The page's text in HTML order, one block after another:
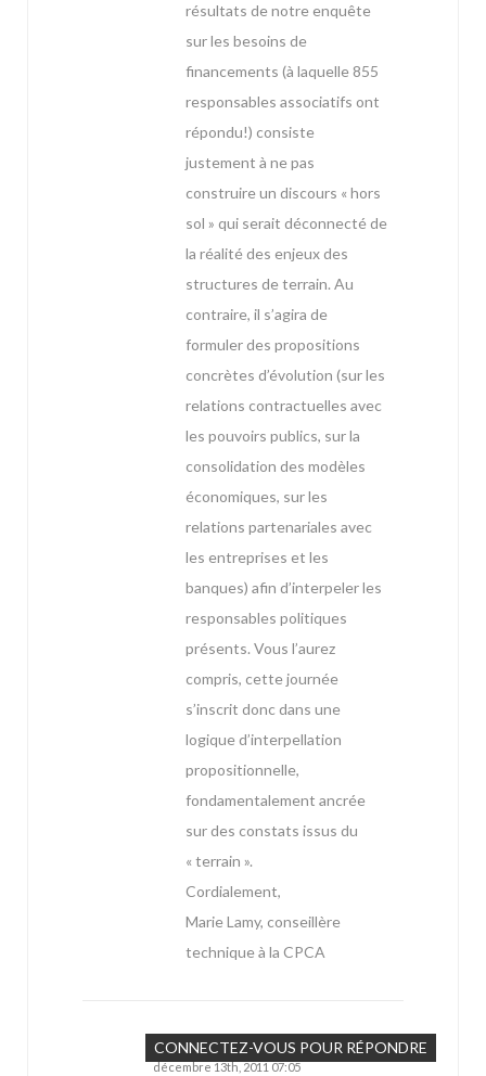
résultats de notre enquête
sur les besoins de
financements (à laquelle 855
responsables associatifs ont
répondu!) consiste
justement à ne pas
construire un discours « hors
sol » qui serait déconnecté de
la réalité des enjeux des
structures de terrain. Au
contraire, il s’agira de
formuler des propositions
concrètes d’évolution (sur les
relations contractuelles avec
les pouvoirs publics, sur la
consolidation des modèles
économiques, sur les
relations partenariales avec
les entreprises et les
banques) afin d’interpeler les
responsables politiques
présents. Vous l’aurez
compris, cette journée
s’inscrit donc dans une
logique d’interpellation
propositionnelle,
fondamentalement ancrée
sur des constats issus du
« terrain ».
Cordialement,
Marie Lamy, conseillère
technique à la CPCA
BUHLER
décembre 13th, 2011 07:05
CONNECTEZ-VOUS POUR RÉPONDRE